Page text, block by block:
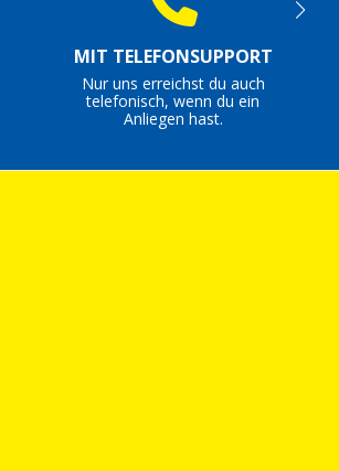
MIT TELEFONSUPPORT
Nur uns erreichst du auch
telefonisch, wenn du ein
Anliegen hast.